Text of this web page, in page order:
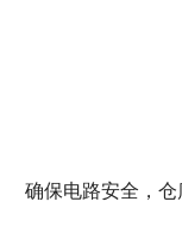
确保电路安全，